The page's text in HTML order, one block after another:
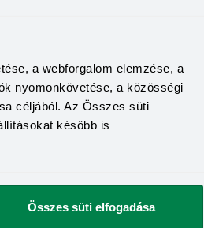
a webforgalom elemzése, a
nyomonkövetése, a közösségi
céljából. Az Összes süti
később is
Összes süti elfogadása